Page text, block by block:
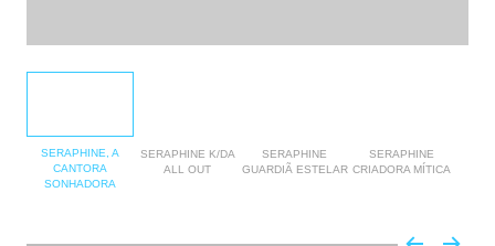
SERAPHINE, A
CANTORA
SONHADORA
SERAPHINE K/DA
ALL OUT
SERAPHINE
GUARDIÃ ESTELAR
SERAPHINE
CRIADORA MÍTICA